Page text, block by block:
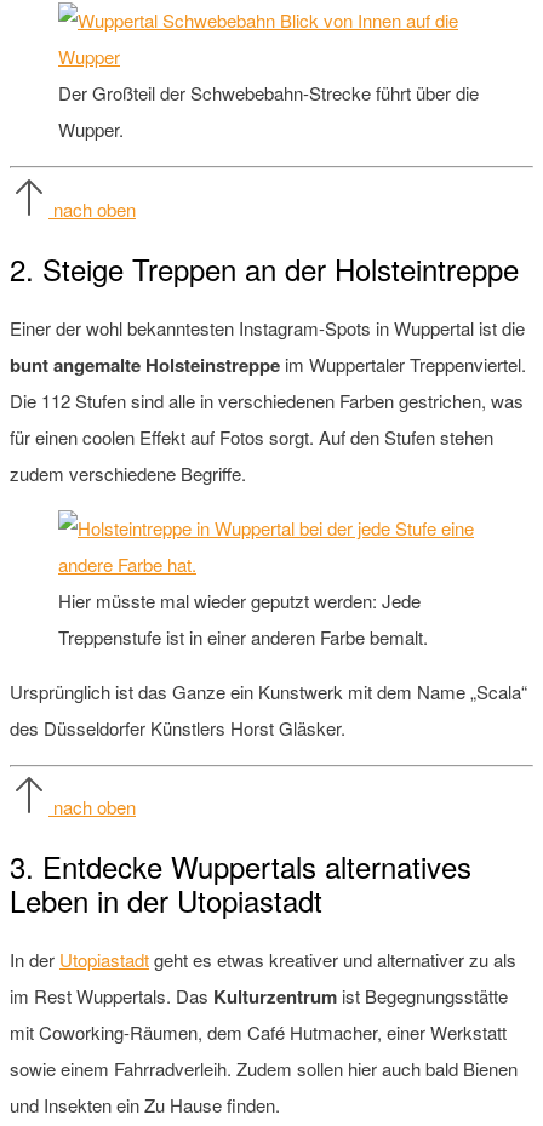
Der Großteil der Schwebebahn-Strecke führt über die
Wupper.
nach oben
2. Steige Treppen an der Holsteintreppe
Einer der wohl bekanntesten Instagram-Spots in Wuppertal ist die
bunt angemalte Holsteinstreppe im Wuppertaler Treppenviertel.
Die 112 Stufen sind alle in verschiedenen Farben gestrichen, was
für einen coolen Effekt auf Fotos sorgt. Auf den Stufen stehen
zudem verschiedene Begriffe.
Hier müsste mal wieder geputzt werden: Jede
Treppenstufe ist in einer anderen Farbe bemalt.
Ursprünglich ist das Ganze ein Kunstwerk mit dem Name „Scala“
des Düsseldorfer Künstlers Horst Gläsker.
nach oben
3. Entdecke Wuppertals alternatives
Leben in der Utopiastadt
In der Utopiastadtgeht es etwas kreativer und alternativer zu als
im Rest Wuppertals. Das Kulturzentrum ist Begegnungsstätte
mit Coworking-Räumen, dem Café Hutmacher, einer Werkstatt
sowie einem Fahrradverleih. Zudem sollen hier auch bald Bienen
und Insekten ein Zu Hause finden.